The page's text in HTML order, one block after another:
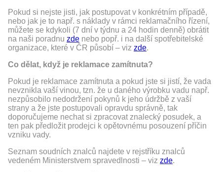
Pokud si nejste jisti, jak postupovat v konkrétním případě,
nebo jak je to např. s náklady v rámci reklamačního řízení,
můžete se kdykoli (7 dní v týdnu a 24 hodin denně) obrátit
na naši poradnu zde nebo popř. i na další spotřebitelské
organizace, které v ČR působí – viz zde.
Co dělat, když je reklamace zamítnuta?
Pokud je reklamace zamítnuta a pokud jste si jistí, že vada
nevznikla vaší vinou, tzn. že u daného výrobku vadu např.
nezpůsobilo nedodržení pokynů k jeho údržbě z vaší
strany a že jste postupovali opravdu správně, tak
doporučujeme nechat si zpracovat znalecký posudek, a
ten pak předložit prodejci k opětovnému posouzení příčin
vzniku vady.
Seznam soudních znalců najdete v rejstříku znalců
vedeném Ministerstvem spravedlnosti – viz zde.